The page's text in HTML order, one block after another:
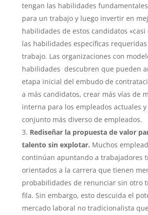
tengan las habilidades
para un trabajo y luego invertir en
habilidades de estos candidatos «casi
las habilidades específicas
trabajo. Las organizaciones con
habilidades descubren que pueden
etapa inicial del embudo de
a más candidatos, crear más vías de
interna para los empleados actuales
conjunto más diverso de empleados.
Rediseñar la propuesta de valor
talento sin explotar. Muchos
continúan apuntando a trabajadores
orientados a la carrera que tienen
probabilidades de renunciar sin otro
fila. Sin embargo, esto descuida el
mercado laboral no tradicionalista